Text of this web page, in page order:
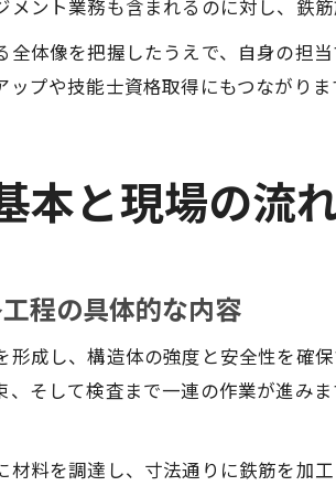
ント業務も含まれるのに対し、鉄
全体像を把握したうえで、自身の担
プや技能士資格取得にもつながりま
本と現場の流
程の具体的な内容
形成し、構造体の強度と安全性を確
、そして検査まで一連の作業が進み
材料を調達し、寸法通りに鉄筋を加